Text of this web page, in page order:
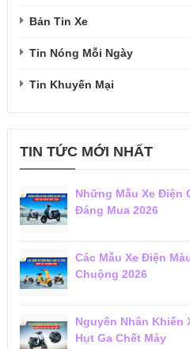
Bản Tin Xe
Tin Nóng Mỗi Ngày
Tin Khuyến Mại
TIN TỨC MỚI NHẤT
Những Mẫu Xe Điện
Đáng Mua 2026
Các Mẫu Xe Điện
Chuộng 2026
Nguyên Nhân Khiến
Hụt Ga Chết Máy